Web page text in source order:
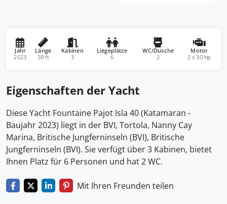
Jahr
2023
Länge
39 ft
Kabinen
3
Liegeplätze
6
WC/Dusche
2
Motor
2 x 30 hp
Eigenschaften der Yacht
Diese Yacht Fountaine Pajot Isla 40 (Katamaran -
Baujahr 2023) liegt in der BVI, Tortola, Nanny Cay
Marina, Britische Jungferninseln (BVI), Britische
Jungferninseln (BVI). Sie verfügt über 3 Kabinen, bietet
Ihnen Platz für 6 Personen und hat 2 WC.
Mit Ihren Freunden teilen